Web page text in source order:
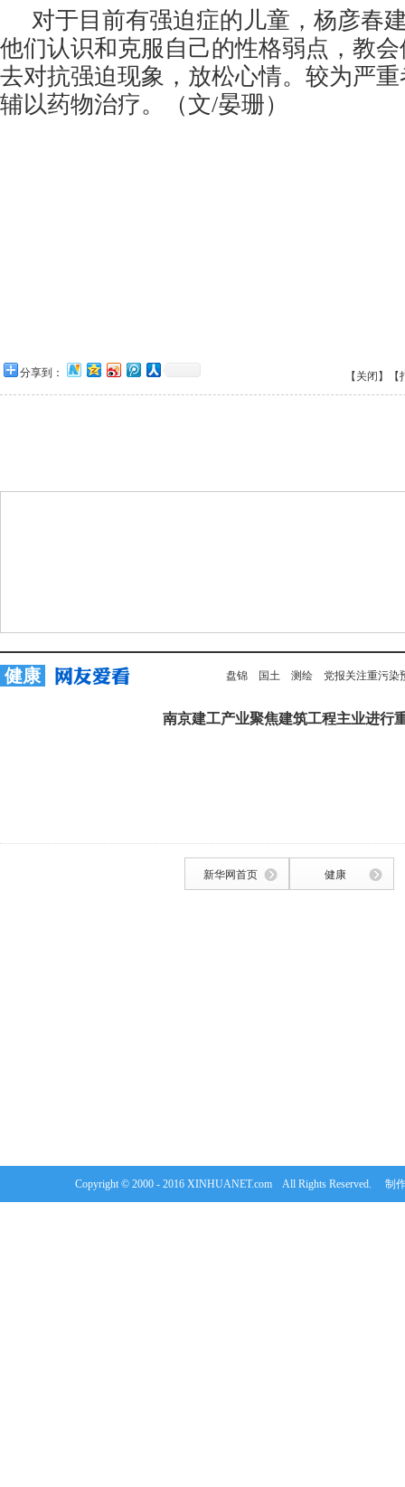
对于目前有强迫症的儿童，杨彦春
他们认识和克服自己的性格弱点，教
去对抗强迫现象，放松心情。较为严
辅以药物治疗。（文/晏珊）
分享到： 【关闭】
健康 盘锦 国土 测绘 党报关注重污染
南京建工产业聚焦建筑工程主业进行
新华网首页 健康
Copyright © 2000 - 2016 XINHUANET.com All Rights Reserved. 制